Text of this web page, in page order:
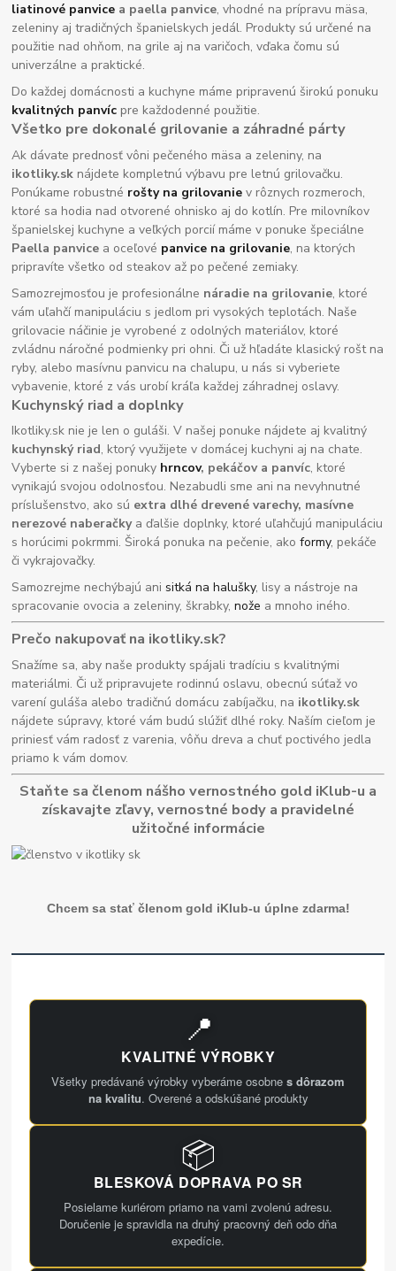
liatinové panvice a paella panvice, vhodné na prípravu mäsa,
zeleniny aj tradičných španielskych jedál. Produkty sú určené na
použitie nad ohňom, na grile aj na varičoch, vďaka čomu sú
univerzálne a praktické.
Do každej domácnosti a kuchyne máme pripravenú širokú ponuku
kvalitných panvíc pre každodenné použitie.
Všetko pre dokonalé grilovanie a záhradné párty
Ak dávate prednosť vôni pečeného mäsa a zeleniny, na
ikotliky.sk nájdete kompletnú výbavu pre letnú grilovačku.
Ponúkame robustné rošty na grilovanie v rôznych rozmeroch,
ktoré sa hodia nad otvorené ohnisko aj do kotlín. Pre milovníkov
španielskej kuchyne a veľkých porcií máme v ponuke špeciálne
Paella panvice a oceľové panvice na grilovanie, na ktorých
pripravíte všetko od steakov až po pečené zemiaky.
Samozrejmosťou je profesionálne náradie na grilovanie, ktoré
vám uľahčí manipuláciu s jedlom pri vysokých teplotách. Naše
grilovacie náčinie je vyrobené z odolných materiálov, ktoré
zvládnu náročné podmienky pri ohni. Či už hľadáte klasický rošt na
ryby, alebo masívnu panvicu na chalupu, u nás si vyberiete
vybavenie, ktoré z vás urobí kráľa každej záhradnej oslavy.
Kuchynský riad a doplnky
Ikotliky.sk nie je len o guláši. V našej ponuke nájdete aj kvalitný
kuchynský riad, ktorý využijete v domácej kuchyni aj na chate.
Vyberte si z našej ponuky hrncov, pekáčov a panvíc, ktoré
vynikajú svojou odolnosťou. Nezabudli sme ani na nevyhnutné
príslušenstvo, ako sú extra dlhé drevené varechy, masívne
nerezové naberačkya ďalšie doplnky, ktoré uľahčujú manipuláciu
s horúcimi pokrmmi. Široká ponuka na pečenie, akoformy, pekáče
či vykrajovačky.
Samozrejme nechýbajú anisitká na halušky, lisy a nástroje na
spracovanie ovocia a zeleniny, škrabky,nože a mnoho iného.
Prečo nakupovať na ikotliky.sk?
Snažíme sa, aby naše produkty spájali tradíciu s kvalitnými
materiálmi. Či už pripravujete rodinnú oslavu, obecnú súťaž vo
varení guláša alebo tradičnú domácu zabíjačku, na ikotliky.sk
nájdete súpravy, ktoré vám budú slúžiť dlhé roky. Naším cieľom je
priniesť vám radosť z varenia, vôňu dreva a chuť poctivého jedla
priamo k vám domov.
Staňte sa členom nášho vernostného gold iKlub-u a
získavajte zľavy, vernostné body a pravidelné
užitočné informácie
Chcem sa stať členom gold iKlub-u úplne zdarma!
📍
KVALITNÉ VÝROBKY
Všetky predávané výrobky vyberáme osobne s dôrazom
na kvalitu. Overené a odskúšané produkty
📦
BLESKOVÁ DOPRAVA PO SR
Posielame kuriérom priamo na vami zvolenú adresu.
Doručenie je spravidla na druhý pracovný deň odo dňa
expedície.